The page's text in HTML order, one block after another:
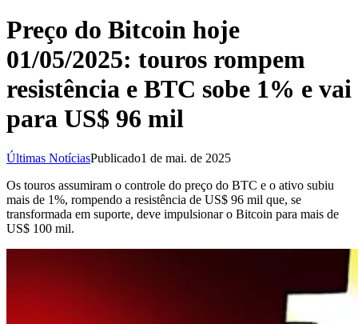
Preço do Bitcoin hoje
01/05/2025: touros rompem
resistência e BTC sobe 1% e vai
para US$ 96 mil
Últimas NotíciasPublicado1 de mai. de 2025
Os touros assumiram o controle do preço do BTC e o ativo subiu
mais de 1%, rompendo a resistência de US$ 96 mil que, se
transformada em suporte, deve impulsionar o Bitcoin para mais de
US$ 100 mil.